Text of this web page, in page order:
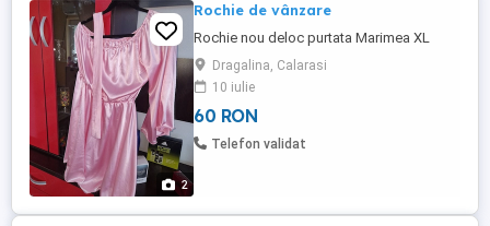
2
Rochie de vânzare
Rochie nou deloc purtata Marimea XL
Dragalina, Calarasi
10 iulie
60 RON
Telefon validat